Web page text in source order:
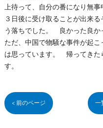
上待って、自分の番になり無事
３日後に受け取ることが出来
う落ちでした。 良かった良か
ただ、中国で物騒な事件が起
は思っています。 帰ってきた
す。
< 前のページ 一